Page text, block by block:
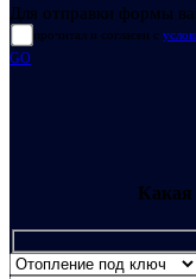
Для отправки формы
прочитал и согласен с
GO
Какая